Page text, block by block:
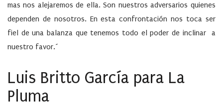
mas nos alejaremos de ella. Son nuestros adversarios quienes
dependen de nosotros. En esta confrontación nos toca ser
fiel de una balanza que tenemos todo el poder de inclinar a
nuestro favor.´
Luis Britto García para La
Pluma